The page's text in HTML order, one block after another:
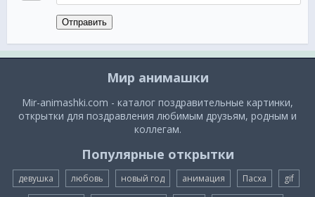
Отправить
Мир анимашки
Mir-animashki.com - каталог поздравительные картинки,
открытки для поздравления любимым друзьям, родным и
коллегам.
Популярные открытки
девушка любовь новый год анимация Пасха gif